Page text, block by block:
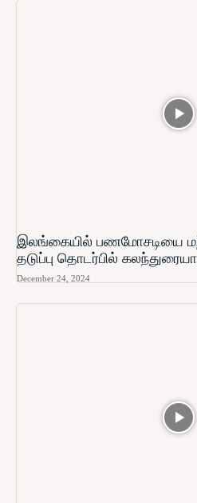
இலங்கையில் பணமோசடியை
தடுப்பு தொடர்பில்
December 24, 2024